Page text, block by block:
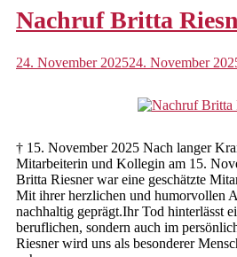
Nachruf Britta
24. November 202524. November
† 15. November 2025 Nach langer
Mitarbeiterin und Kollegin am 15.
Britta Riesner war eine geschätzte
Mit ihrer herzlichen und humorvollen
nachhaltig geprägt.Ihr Tod hinterlässt
beruflichen, sondern auch im
Riesner wird uns als besonderer